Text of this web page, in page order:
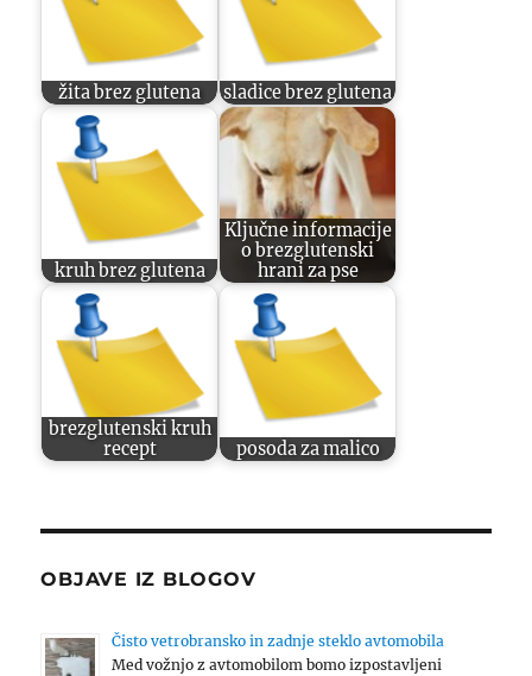
žita brez glutena sladice brez glutena
kruh brez glutena
Ključne informacije
o brezglutenski
hrani za pse
brezglutenski kruh
recept
posoda za malico
OBJAVE IZ BLOGOV
Čisto vetrobransko in zadnje steklo avtomobila
Med vožnjo z avtomobilom bomo izpostavljeni